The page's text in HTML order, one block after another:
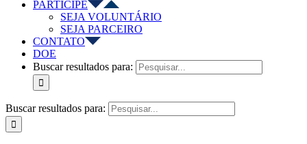
PARTICIPE
SEJA VOLUNTÁRIO
SEJA PARCEIRO
CONTATO
DOE
Buscar resultados para:
Buscar resultados para: